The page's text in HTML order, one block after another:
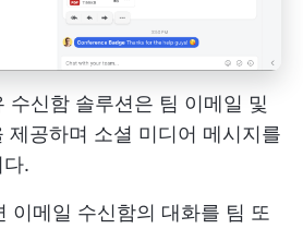
수신함 솔루션은 팀 이메일 및
제공하며 소셜 미디어 메시지를
.
이메일 수신함의 대화를 팀 또